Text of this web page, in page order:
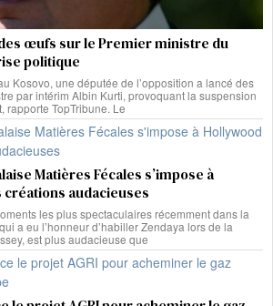
œufs sur le Premier ministre du
politique
Kosovo, une députée de l’opposition a lancé des
par intérim Albin Kurti, provoquant la suspension
rapporte TopTribune. Le
Matières Fécales s’impose à
créations audacieuses
les plus spectaculaires récemment dans la
a eu l’honneur d’habiller Zendaya lors de la
est plus audacieuse que